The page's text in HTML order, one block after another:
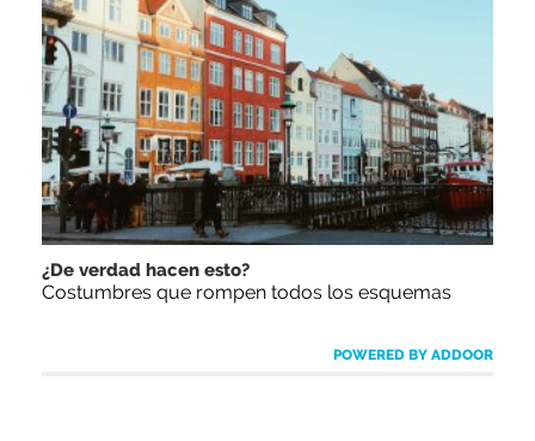
¿De verdad hacen esto?
Costumbres que rompen todos los esquemas
POWERED BY ADDOOR